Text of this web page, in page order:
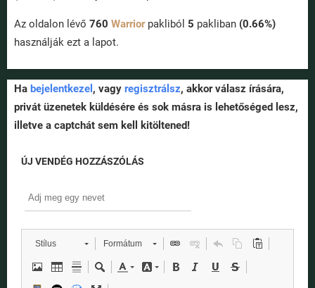
Az oldalon lévő 760 Warriorpakliból 5 pakliban (0.66%)
használják ezt a lapot.
Ha bejelentkezel , vagy regisztrálsz, akkor válasz írására,
privát üzenetek küldésére és sok másra is lehetőséged lesz,
illetve a captchát sem kell kitöltened!
ÚJ VENDÉG HOZZÁSZÓLÁS
Stílus Formátum